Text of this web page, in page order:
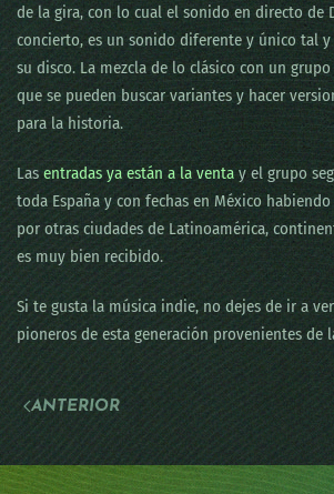
de la gira, con lo cual el sonido en directo de
concierto, es un sonido diferente y único tal y
su disco. La mezcla de lo clásico con un
que se pueden buscar variantes y hacer
para la historia.
Las entradas ya están a la venta y el grupo
toda España y con fechas en México
por otras ciudades de Latinoamérica,
es muy bien recibido.
Si te gusta la música indie, no dejes de ir a
pioneros de esta generación provenientes de
ANTERIOR